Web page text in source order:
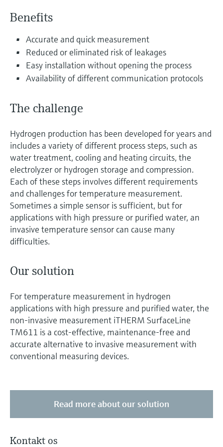
Device Viewer
Find produktspecifik information og
dokumentation
Find reservedele
Find reservedele efter produktkategori,
Niveaumåling med tryk
Shop alle
Procesfotometre
Måling med
mikrobølgetransmission
Memosens-teknologi
Shop alle
Benefits
Accurate and quick measurement
Reduced or eliminated risk of leakages
Easy installation without opening the process
Availability of different communication protocols
The challenge
Hydrogen production has been developed for years and
includes a variety of different process steps, such as
water treatment, cooling and heating circuits, the
electrolyzer or hydrogen storage and compression.
Each of these steps involves different requirements
and challenges for temperature measurement.
Sometimes a simple sensor is sufficient, but for
applications with high pressure or purified water, an
invasive temperature sensor can cause many
difficulties.
Our solution
For temperature measurement in hydrogen
applications with high pressure and purified water, the
non-invasive measurement iTHERM SurfaceLine
TM611 is a cost-effective, maintenance-free and
accurate alternative to invasive measurement with
conventional measuring devices.
Read more about our solution
Kontakt os